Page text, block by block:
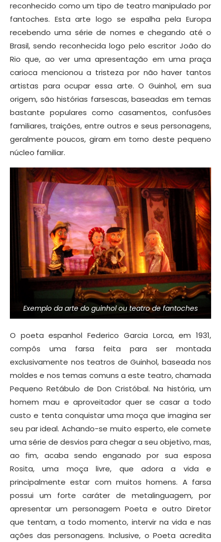
reconhecido como um tipo de teatro manipulado por
fantoches. Esta arte logo se espalha pela Europa
recebendo uma série de nomes e chegando até o
Brasil, sendo reconhecida logo pelo escritor João do
Rio que, ao ver uma apresentação em uma praça
carioca mencionou a tristeza por não haver tantos
artistas para ocupar essa arte. O Guinhol, em sua
origem, são histórias farsescas, baseadas em temas
bastante populares como casamentos, confusões
familiares, traições, entre outros e seus personagens,
geralmente poucos, giram em torno deste pequeno
núcleo familiar.
Exemplo da arte do guinhol ou teatro de fantoches
O poeta espanhol Federico Garcia Lorca, em 1931,
compôs uma farsa feita para ser montada
exclusivamente nos teatros de Guinhol, baseada nos
moldes e nos temas comuns a este teatro, chamada
Pequeno Retábulo de Don Cristóbal. Na história, um
homem mau e aproveitador quer se casar a todo
custo e tenta conquistar uma moça que imagina ser
seu par ideal. Achando-se muito esperto, ele comete
uma série de desvios para chegar a seu objetivo, mas,
ao fim, acaba sendo enganado por sua esposa
Rosita, uma moça livre, que adora a vida e
principalmente estar com muitos homens. A farsa
possui um forte caráter de metalinguagem, por
apresentar um personagem Poeta e outro Diretor
que tentam, a todo momento, intervir na vida e nas
ações das personagens. Inclusive, o Poeta acredita